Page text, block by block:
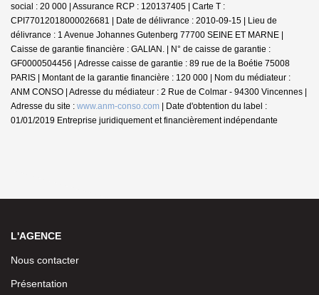
social : 20 000 | Assurance RCP : 120137405 | Carte T :
CPI77012018000026681 | Date de délivrance : 2010-09-15 | Lieu de
délivrance : 1 Avenue Johannes Gutenberg 77700 SEINE ET MARNE |
Caisse de garantie financière : GALIAN. | N° de caisse de garantie :
GF0000504456 | Adresse caisse de garantie : 89 rue de la Boétie 75008
PARIS | Montant de la garantie financière : 120 000 | Nom du médiateur :
ANM CONSO | Adresse du médiateur : 2 Rue de Colmar - 94300 Vincennes |
Adresse du site : www.anm-conso.com | Date d'obtention du label :
01/01/2019 Entreprise juridiquement et financièrement indépendante
L'AGENCE
Nous contacter
Présentation